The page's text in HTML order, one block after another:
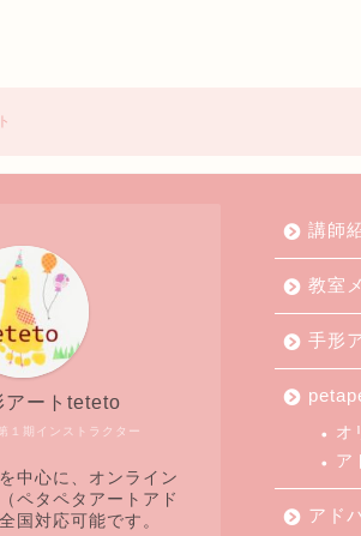
期インストラクター
アートteteto
中心に、オンライン
ペタペタアートアド
国対応可能です。
講師
教室
手形
オ
ア
アド